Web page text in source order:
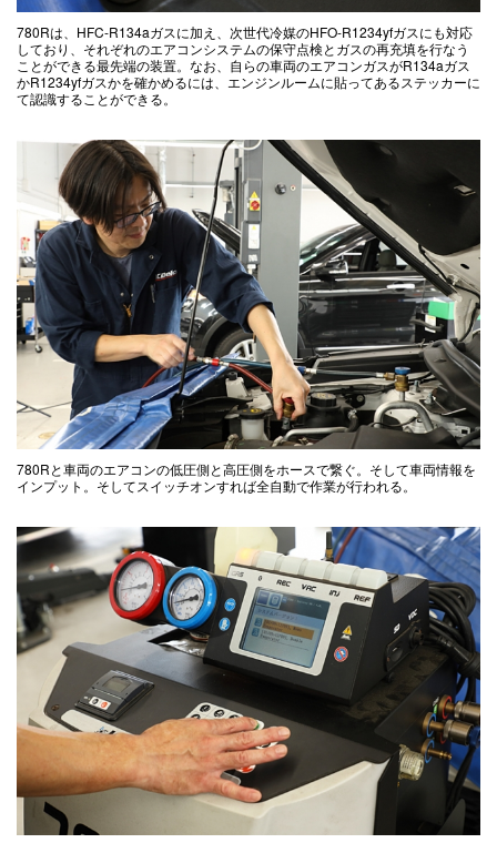
780Rは、HFC-R134aガスに加え、次世代冷媒のHFO-R1234yfガスにも対応
しており、それぞれのエアコンシステムの保守点検とガスの再充填を行なう
ことができる最先端の装置。なお、自らの車両のエアコンガスがR134aガス
かR1234yfガスかを確かめるには、エンジンルームに貼ってあるステッカーに
て認識することができる。
780Rと車両のエアコンの低圧側と高圧側をホースで繋ぐ。そして車両情報を
インプット。そしてスイッチオンすれば全自動で作業が行われる。